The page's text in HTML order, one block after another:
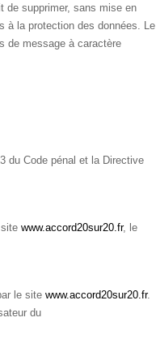
de supprimer, sans mise en
à la protection des données. Le
de message à caractère
du Code pénal et la Directive
sitewww.accord20sur20.fr, le
le sitewww.accord20sur20.fr.
du